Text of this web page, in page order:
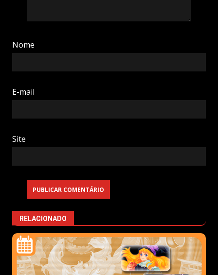
Nome
E-mail
Site
RELACIONADO